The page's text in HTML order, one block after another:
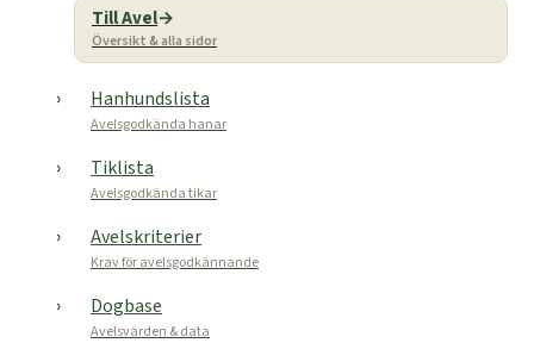
Till Avel
Översikt & alla sidor
Hanhundslista
Avelsgodkända hanar
Tiklista
Avelsgodkända tikar
Avelskriterier
Krav för avelsgodkännande
Dogbase
Avelsvärden & data